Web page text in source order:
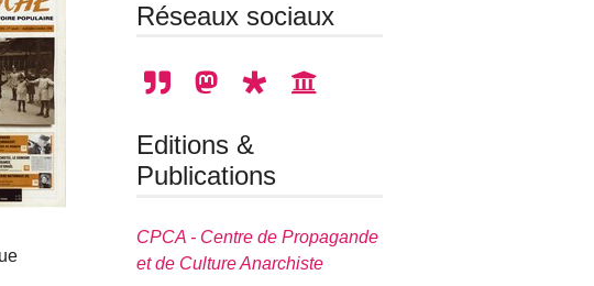
Réseaux sociaux
Editions &
Publications
CPCA - Centre de Propagande
et de Culture Anarchiste